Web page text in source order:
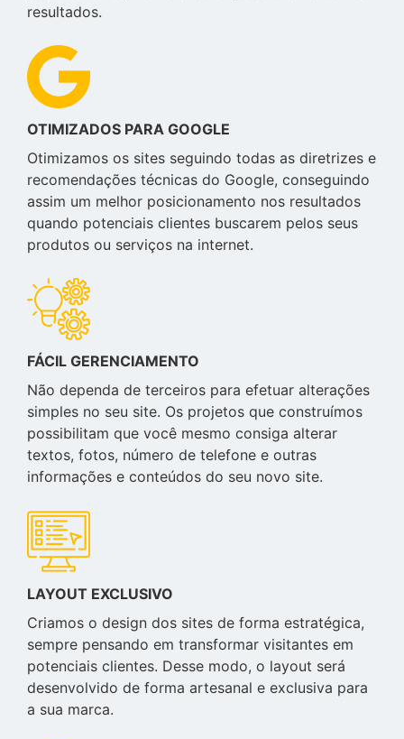
resultados.
OTIMIZADOS PARA GOOGLE
Otimizamos os sites seguindo todas as diretrizes e
recomendações técnicas do Google, conseguindo
assim um melhor posicionamento nos resultados
quando potenciais clientes buscarem pelos seus
produtos ou serviços na internet.
FÁCIL GERENCIAMENTO
Não dependa de terceiros para efetuar alterações
simples no seu site. Os projetos que construímos
possibilitam que você mesmo consiga alterar
textos, fotos, número de telefone e outras
informações e conteúdos do seu novo site.
LAYOUT EXCLUSIVO
Criamos o design dos sites de forma estratégica,
sempre pensando em transformar visitantes em
potenciais clientes. Desse modo, o layout será
desenvolvido de forma artesanal e exclusiva para
a sua marca.